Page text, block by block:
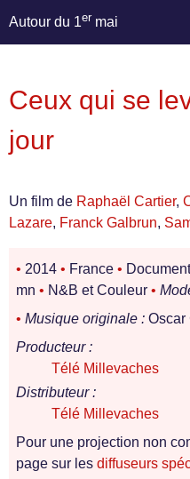
Autour du 1er mai
Ceux qui se
jour
Un film de Raphaël Cartier,
Lazare, Franck Galbrun,
• 2014 • France •
mn • N&B et Couleur •
• Musique originale : Oscar
Producteur :
Télé Millevaches
Distributeur :
Télé Millevaches
Pour une projection non
page sur les diffuseurs